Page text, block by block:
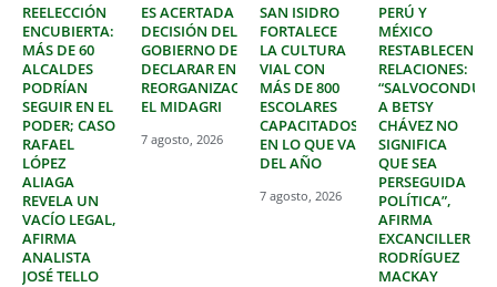
REELECCIÓN
ENCUBIERTA:
MÁS DE 60
ALCALDES
PODRÍAN
SEGUIR EN EL
PODER; CASO
RAFAEL
LÓPEZ
ALIAGA
REVELA UN
VACÍO LEGAL,
AFIRMA
ANALISTA
JOSÉ TELLO
ES ACERTADA
DECISIÓN DEL
GOBIERNO DE
DECLARAR EN
REORGANIZACIÓN
EL MIDAGRI
7 agosto, 2026
SAN ISIDRO
FORTALECE
LA CULTURA
VIAL CON
MÁS DE 800
ESCOLARES
CAPACITADOS
EN LO QUE VA
DEL AÑO
7 agosto, 2026
PERÚ Y
MÉXICO
RESTABLECEN
RELACIONES:
A BETSY
CHÁVEZ NO
SIGNIFICA
QUE SEA
PERSEGUIDA
POLÍTICA”,
AFIRMA
EXCANCILLER
RODRÍGUEZ
MACKAY